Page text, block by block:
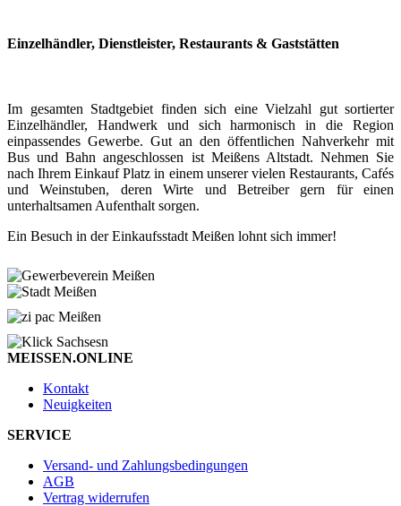
Einzelhändler, Dienstleister, Restaurants & Gaststätten
Im gesamten Stadtgebiet finden sich eine Vielzahl gut sortierter
Einzelhändler, Handwerk und sich harmonisch in die Region
einpassendes Gewerbe. Gut an den öffentlichen Nahverkehr mit
Bus und Bahn angeschlossen ist Meißens Altstadt. Nehmen Sie
nach Ihrem Einkauf Platz in einem unserer vielen Restaurants, Cafés
und Weinstuben, deren Wirte und Betreiber gern für einen
unterhaltsamen Aufenthalt sorgen.
Ein Besuch in der Einkaufsstadt Meißen lohnt sich immer!
MEISSEN.ONLINE
Kontakt
Neuigkeiten
SERVICE
Versand- und Zahlungsbedingungen
AGB
Vertrag widerrufen